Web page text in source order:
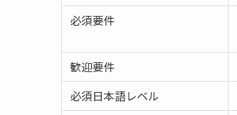
必須要件
歓迎要件
必須日本語レベル